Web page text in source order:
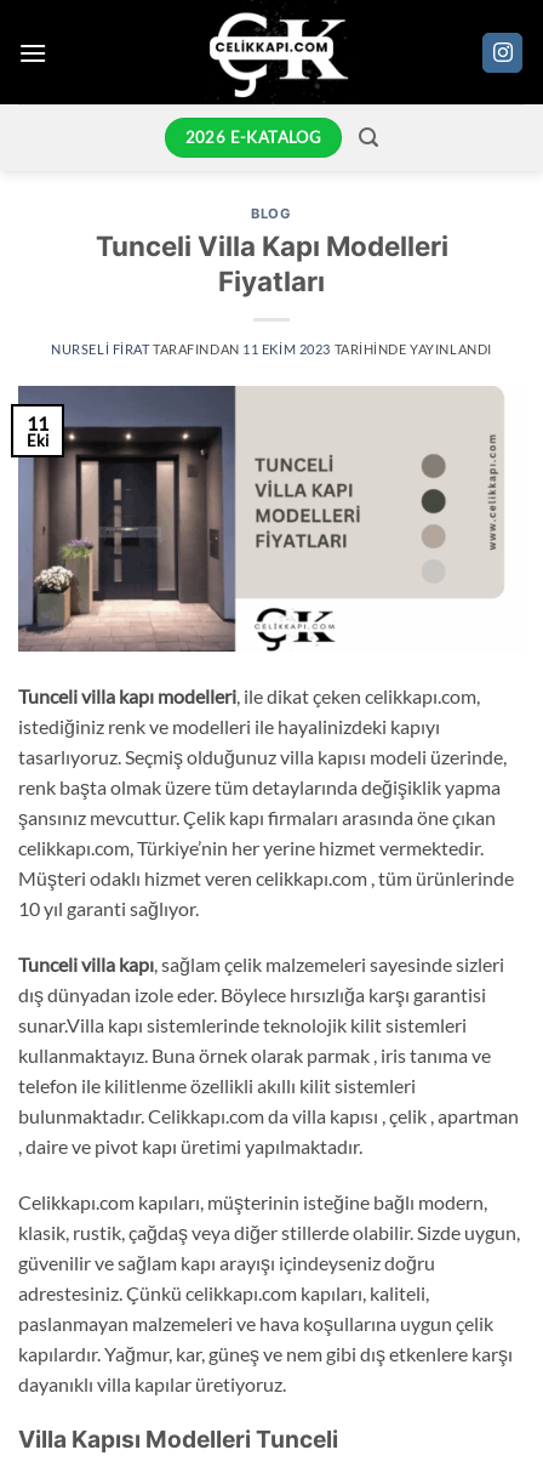
atla
2026 E-KATALOG
BLOG
Tunceli Villa Kapı Modelleri
Fiyatları
NURSELI FIRATTARAFINDAN 11 EKIM 2023 TARIHINDE YAYINLANDI
11
Eki
Tuncelivilla kapı modelleri, ile dikat çeken celikkapı.com,
istediğiniz renk ve modelleri ile hayalinizdeki kapıyı
tasarlıyoruz. Seçmiş olduğunuz villa kapısı modeli üzerinde,
renk başta olmak üzere tüm detaylarında değişiklik yapma
şansınız mevcuttur. Çelik kapı firmaları arasında öne çıkan
celikkapı.com, Türkiye’nin her yerine hizmet vermektedir.
Müşteri odaklı hizmet veren celikkapı.com , tüm ürünlerinde
10 yıl garanti sağlıyor.
Tuncelivilla kapı, sağlam çelik malzemeleri sayesinde sizleri
dış dünyadan izole eder. Böylece hırsızlığa karşı garantisi
sunar.Villa kapı sistemlerinde teknolojik kilit sistemleri
kullanmaktayız. Buna örnek olarak parmak , iris tanıma ve
telefon ile kilitlenme özellikli akıllı kilit sistemleri
bulunmaktadır. Celikkapı.com da villa kapısı , çelik , apartman
, daire ve pivot kapı üretimi yapılmaktadır.
Celikkapı.com kapıları, müşterinin isteğine bağlı modern,
klasik, rustik, çağdaş veya diğer stillerde olabilir. Sizde uygun,
güvenilir ve sağlam kapı arayışı içindeyseniz doğru
adrestesiniz. Çünkü celikkapı.com kapıları, kaliteli,
paslanmayan malzemeleri ve hava koşullarına uygun çelik
kapılardır. Yağmur, kar, güneş ve nem gibi dış etkenlere karşı
dayanıklı villa kapılar üretiyoruz.
Villa Kapısı Modelleri Tunceli